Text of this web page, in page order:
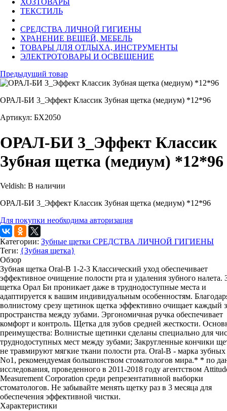
ХОЗТОВАРЫ
ТЕКСТИЛЬ
СРЕДСТВА ЛИЧНОЙ ГИГИЕНЫ
ХРАНЕНИЕ ВЕЩЕЙ, МЕБЕЛЬ
ТОВАРЫ ДЛЯ ОТДЫХА, ИНСТРУМЕНТЫ
ЭЛЕКТРОТОВАРЫ И ОСВЕЩЕНИЕ
Предыдущий товар
ОРАЛ-БИ 3_Эффект Классик Зубная щетка (медиум) *12*96
Артикул: БХ2050
ОРАЛ-БИ 3_Эффект Классик
Зубная щетка (медиум) *12*96
Veldish: В наличии
ОРАЛ-БИ 3_Эффект Классик Зубная щетка (медиум) *12*96
Для покупки необходима авторизация
Категории: Зубные щетки СРЕДСТВА ЛИЧНОЙ ГИГИЕНЫ
Теги: {Зубная щетка}
Обзор
Зубная щетка Oral-B 1-2-3 Классический уход обеспечивает
эффективное очищение полости рта и удаления зубного налета.
щетка Орал Би проникает даже в труднодоступные места и
адаптируется к вашим индивидуальным особенностям.
волнистому срезу щетинок щетка эффективно очищает каждый
пространства между зубами. Эргономичная ручка обеспечивает
комфорт и контроль. Щетка для зубов средней жесткости.
преимущества: Волнистые щетинки сделаны специально для
труднодоступных мест между зубами; Закругленные кончики
не травмируют мягкие ткани полости рта. Oral-B - марка
No1, рекомендуемая большинством стоматологов мира.* * по
исследования, проведенного в 2011-2018 году агентством
Measurement Corporation среди репрезентативной выборки
стоматологов. Не забывайте менять щетку раз в 3 месяца для
обеспечения эффективной чистки.
Характеристики